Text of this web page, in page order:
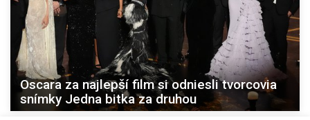
Oscara za najlepší film si odniesli tvorcovia
snímky Jedna bitka za druhou